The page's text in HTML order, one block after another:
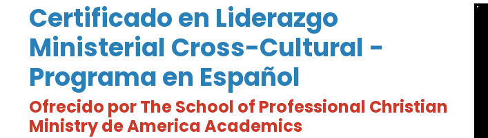
Certificado en Liderazgo
Ministerial Cross-Cultural -
Programa en Español
Ofrecido por The School of Professional Christian
Ministry de America Academics